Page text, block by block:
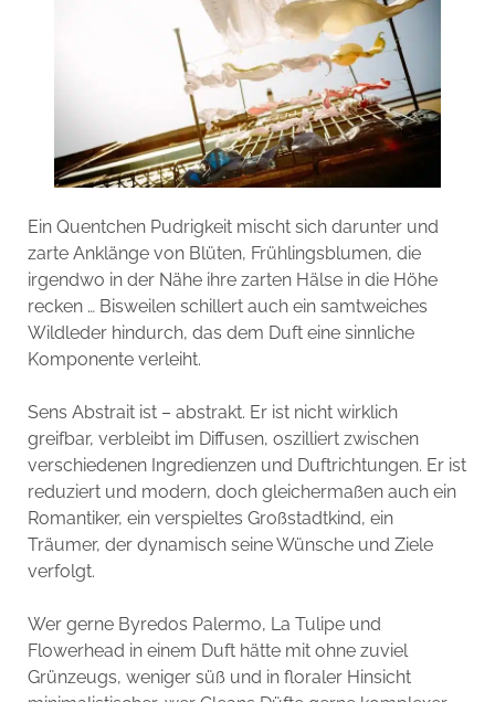
Ein Quentchen Pudrigkeit mischt sich darunter und
zarte Anklänge von Blüten, Frühlingsblumen, die
irgendwo in der Nähe ihre zarten Hälse in die Höhe
recken … Bisweilen schillert auch ein samtweiches
Wildleder hindurch, das dem Duft eine sinnliche
Komponente verleiht.
Sens Abstrait ist – abstrakt. Er ist nicht wirklich
greifbar, verbleibt im Diffusen, oszilliert zwischen
verschiedenen Ingredienzen und Duftrichtungen. Er ist
reduziert und modern, doch gleichermaßen auch ein
Romantiker, ein verspieltes Großstadtkind, ein
Träumer, der dynamisch seine Wünsche und Ziele
verfolgt.
Wer gerne Byredos Palermo, La Tulipe und
Flowerhead in einem Duft hätte mit ohne zuviel
Grünzeugs, weniger süß und in floraler Hinsicht